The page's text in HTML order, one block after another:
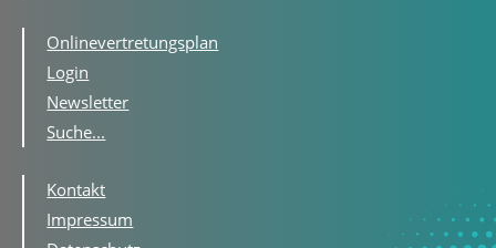
Onlinevertretungsplan
Login
Newsletter
Suche...
Kontakt
Impressum